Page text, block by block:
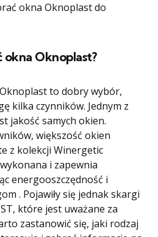
okna Oknoplast do
Oknoplast?
to dobry wybór,
kilka czynników. Jednym z
jakość samych okien.
większość okien
z kolekcji Winergetic
i zapewnia
energooszczędność i
. Pojawiły się jednak skargi
które jest uważane za
zastanowić się, jaki rodzaj